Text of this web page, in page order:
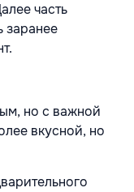
часть
заранее
но с важной
вкусной, но